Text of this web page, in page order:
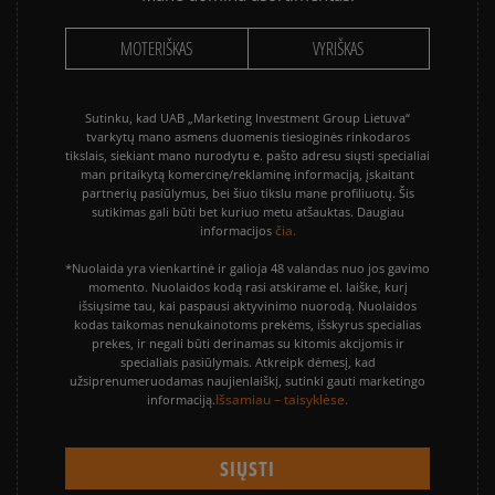
MOTERIŠKAS VYRIŠKAS
Sutinku, kad UAB „Marketing Investment Group Lietuva“
tvarkytų mano asmens duomenis tiesioginės rinkodaros
tikslais, siekiant mano nurodytu e. pašto adresu siųsti specialiai
man pritaikytą komercinę/reklaminę informaciją, įskaitant
partnerių pasiūlymus, bei šiuo tikslu mane profiliuotų. Šis
sutikimas gali būti bet kuriuo metu atšauktas. Daugiau
informacijos čia.
*Nuolaida yra vienkartinė ir galioja 48 valandas nuo jos gavimo
momento. Nuolaidos kodą rasi atskirame el. laiške, kurį
išsiųsime tau, kai paspausi aktyvinimo nuorodą. Nuolaidos
kodas taikomas nenukainotoms prekėms, išskyrus specialias
prekes, ir negali būti derinamas su kitomis akcijomis ir
specialiais pasiūlymais. Atkreipk dėmesį, kad
užsiprenumeruodamas naujienlaiškį, sutinki gauti marketingo
informaciją.Išsamiau – taisyklėse.